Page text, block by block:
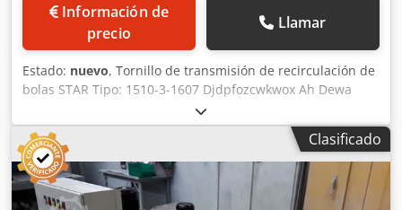
Información de
precio
Llamar
Estado: nuevo, Tornillo de transmisión de recirculación de
bolas STAR Tipo: 1510-3-1607 Djdpfozcwkwox Ah Dewa
Paso: 5 mm Longitud de la rosca: 2008 mm Longitud total
del husillo: 2100 mm Diámetro de la rosca: 31 mm 4
unidades en stock
Clasificado